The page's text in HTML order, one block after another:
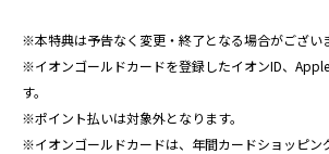
※本特典は予告なく変更・終了となる場合がござい
※イオンゴールドカードを登録したイオンID、
す。
※ポイント払いは対象外となります。
※イオンゴールドカードは、年間カードショッピン